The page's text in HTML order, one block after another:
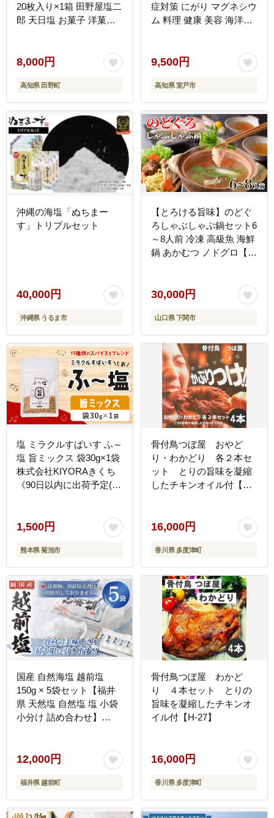
20枚入り×1箱 田野屋塩二
郎 天日塩 お菓子 洋菓子
い 濃厚 お取り寄せ ギフ
8,000円
高知県 田野町
症対策 にがり マグネシウ
ム 料理 健康 美容 海洋深
層水 お菓子作りにも 塩む
9,500円
高知県 室戸市
沖縄の海塩「ぬちまー
す」トリプルセット
40,000円
沖縄県 うるま市
【とろける旨味】のどぐ
ろしゃぶしゃぶ鍋セット6
～8人前 冷凍 高級魚 海鮮
鍋 あかむつ ノドグロ【下
30,000円
山口県 下関市
塩 ミラクルすぱいす ふ～
塩 旨ミックス 袋30g×1袋
株式会社KIYORAきくち
《90日以内に出荷予定(土
塩 天然塩 岩塩---037-
1,500円
熊本県 菊池市
骨付鳥つぼ屋 おやど
り・わかどり 各２本セ
ット とりの旨味を凝縮
したチキンオイル付【H-
16,000円
香川県 多度津町
国産 自然海塩 越前塩
150g × 5袋セット【福井
県 天然塩 自然塩 塩 小袋
小分け 詰め合わせ】
12,000円
福井県 越前町
骨付鳥つぼ屋 わかど
り ４本セット とりの
旨味を凝縮したチキンオ
イル付【H-27】
16,000円
香川県 多度津町